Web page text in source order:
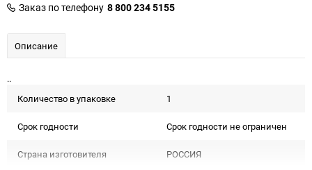
Заказ по телефону 8 800 234 5155
Описание
..
Количество в упаковке
1
Срок годности Срок годности не ограничен
Страна изготовителя РОССИЯ